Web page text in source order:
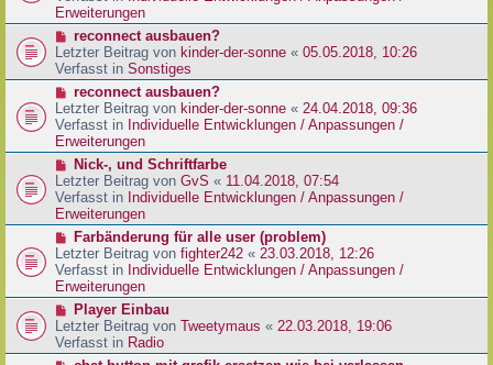
g
e
i
r
a
g
e
r
B
e
i
r
a
g
Erweiterungen
N
e
u
e
r
B
e
i
r
a
g
reconnect ausbauen?
Letzter Beitrag von kinder-der-sonne « 05.05.2018, 10:26
Verfasst in Sonstiges
N
e
u
e
r
B
e
i
t
a
g
reconnect ausbauen?
Letzter Beitrag von kinder-der-sonne « 24.04.2018, 09:36
Verfasst in Individuelle Entwicklungen / Anpassungen /
Erweiterungen
N
e
u
e
r
B
e
i
t
a
g
Nick-, und Schriftfarbe
Letzter Beitrag von GvS « 11.04.2018, 07:54
Verfasst in Individuelle Entwicklungen / Anpassungen /
Erweiterungen
N
e
u
e
r
B
e
i
Farbänderung für alle user (problem)
Letzter Beitrag von fighter242 « 23.03.2018, 12:26
Verfasst in Individuelle Entwicklungen / Anpassungen /
Erweiterungen
N
e
u
e
Player Einbau
Letzter Beitrag von Tweetymaus « 22.03.2018, 19:06
Verfasst in Radio